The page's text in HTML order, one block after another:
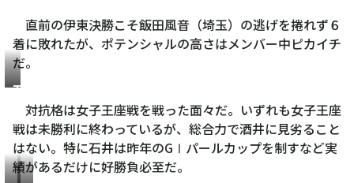
直前の伊東決勝こそ飯田風音（埼玉）の逃げを捲れず６
着に敗れたが、ポテンシャルの高さはメンバー中ピカイチ
だ。
石
貴
子
対抗格は女子王座戦を戦った面々だ。いずれも女子王座
戦は未勝利に終わっているが、総合力で酒井に見劣ること
はない。特に石井は昨年のGⅠパールカップを制すなど実
績があるだけに好勝負必至だ。